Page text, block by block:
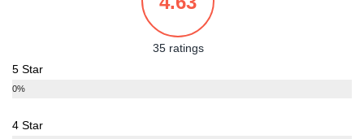
35 ratings
5 Star
0%
4 Star